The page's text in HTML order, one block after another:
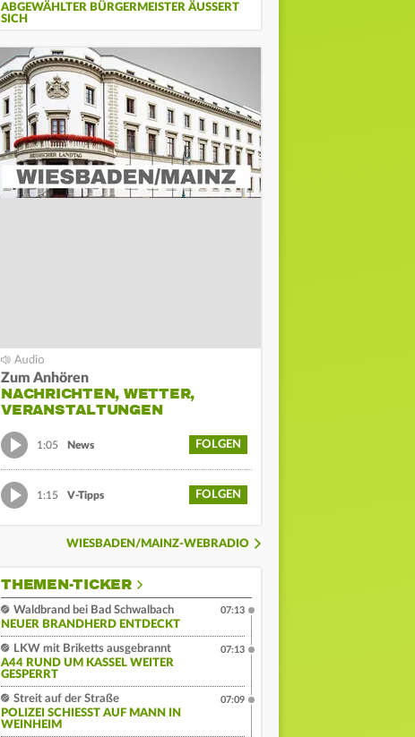
ABGEWÄHLTER BÜRGERMEISTER ÄUSSERT S
ICH
Zum Anhören
NACHRICHTEN, WETTER,
VERANSTALTUNGEN
1:05 News FOLGEN
1:15 V-Tipps FOLGEN
WIESBADEN/MAINZ-WEBRADIO
THEMEN-TICKER
Waldbrand bei Bad Schwalbach
NEUER BRANDHERD ENTDECKT
07:13
LKW mit Briketts ausgebrannt
A44 RUND UM KASSEL WEITER
GESPERRT
07:13
Streit auf der Straße
POLIZEI SCHIESST AUF MANN IN W
EINHEIM
07:09